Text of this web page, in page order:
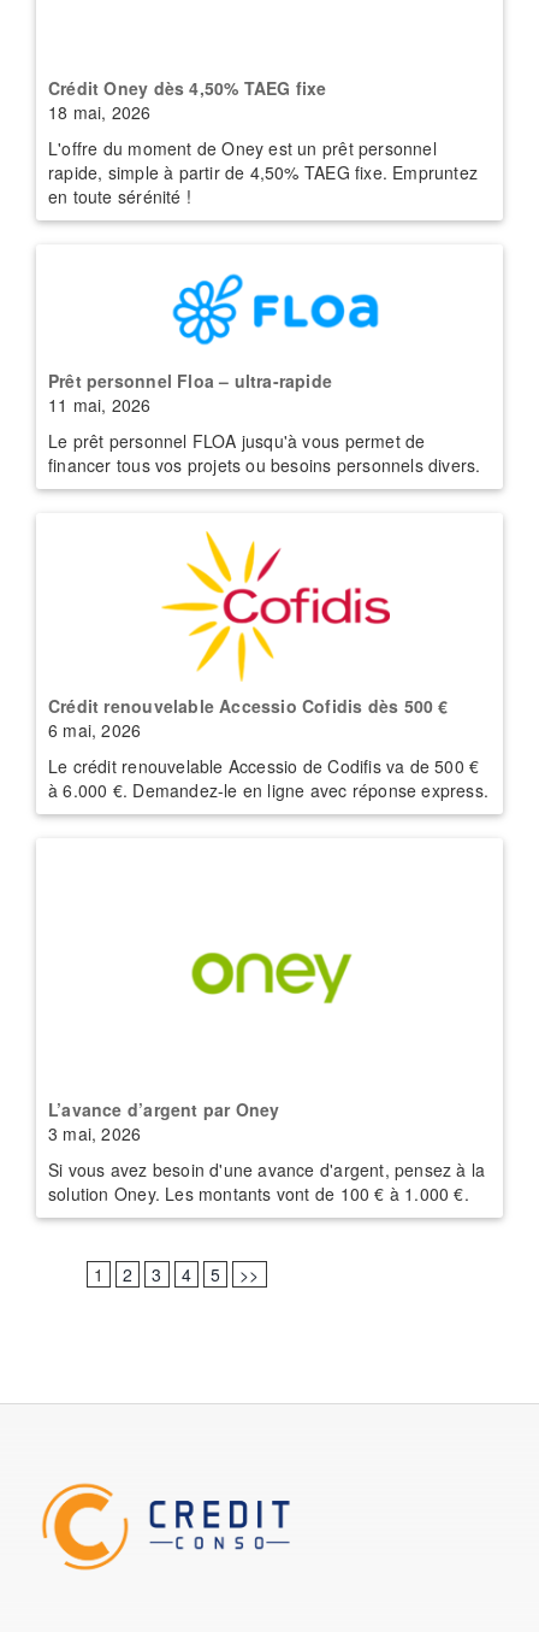
Crédit Oney dès 4,50% TAEG fixe
18 mai, 2026
L'offre du moment de Oney est un prêt personnel
rapide, simple à partir de 4,50% TAEG fixe. Empruntez
en toute sérénité !
Prêt personnel Floa – ultra-rapide
11 mai, 2026
Le prêt personnel FLOA jusqu'à vous permet de
financer tous vos projets ou besoins personnels divers.
Crédit renouvelable Accessio Cofidis dès 500 €
6 mai, 2026
Le crédit renouvelable Accessio de Codifis va de 500 €
à 6.000 €. Demandez-le en ligne avec réponse express.
L’avance d’argent par Oney
3 mai, 2026
Si vous avez besoin d'une avance d'argent, pensez à la
solution Oney. Les montants vont de 100 € à 1.000 €.
1 2 3 4 5 >>